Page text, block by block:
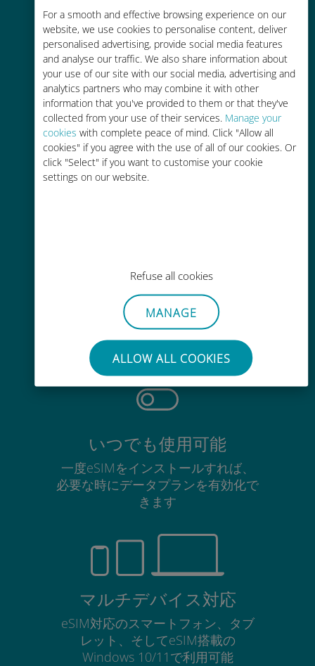
For a smooth and effective browsing experience on our
website, we use cookies to personalise content, deliver
personalised advertising, provide social media features
and analyse our traffic. We also share information about
your use of our site with our social media, advertising and
analytics partners who may combine it with other
information that you've provided to them or that they've
collected from your use of their services. Manage your
cookies with complete peace of mind. Click "Allow all
cookies" if you agree with the use of all of our cookies. Or
click "Select" if you want to customise your cookie
settings on our website.
Refuse all cookies
MANAGE
ALLOW ALL COOKIES
お客様が普段お使いのキャリアでロ
ーミングサービスを使った場合に比
べて最大で90％の節約が可能です。
かんたん追加購入
Wi-Fiやデータ残量がなくても、
手間いらず
使用中のSIMカードを抜き差しする
必要はありません
いつでも使用可能
一度eSIMをインストールすれば、
必要な時にデータプランを有効化で
きます
マルチデバイス対応
eSIM対応のスマートフォン、タブ
レット、そしてeSIM搭載の
Windows 10/11で利用可能